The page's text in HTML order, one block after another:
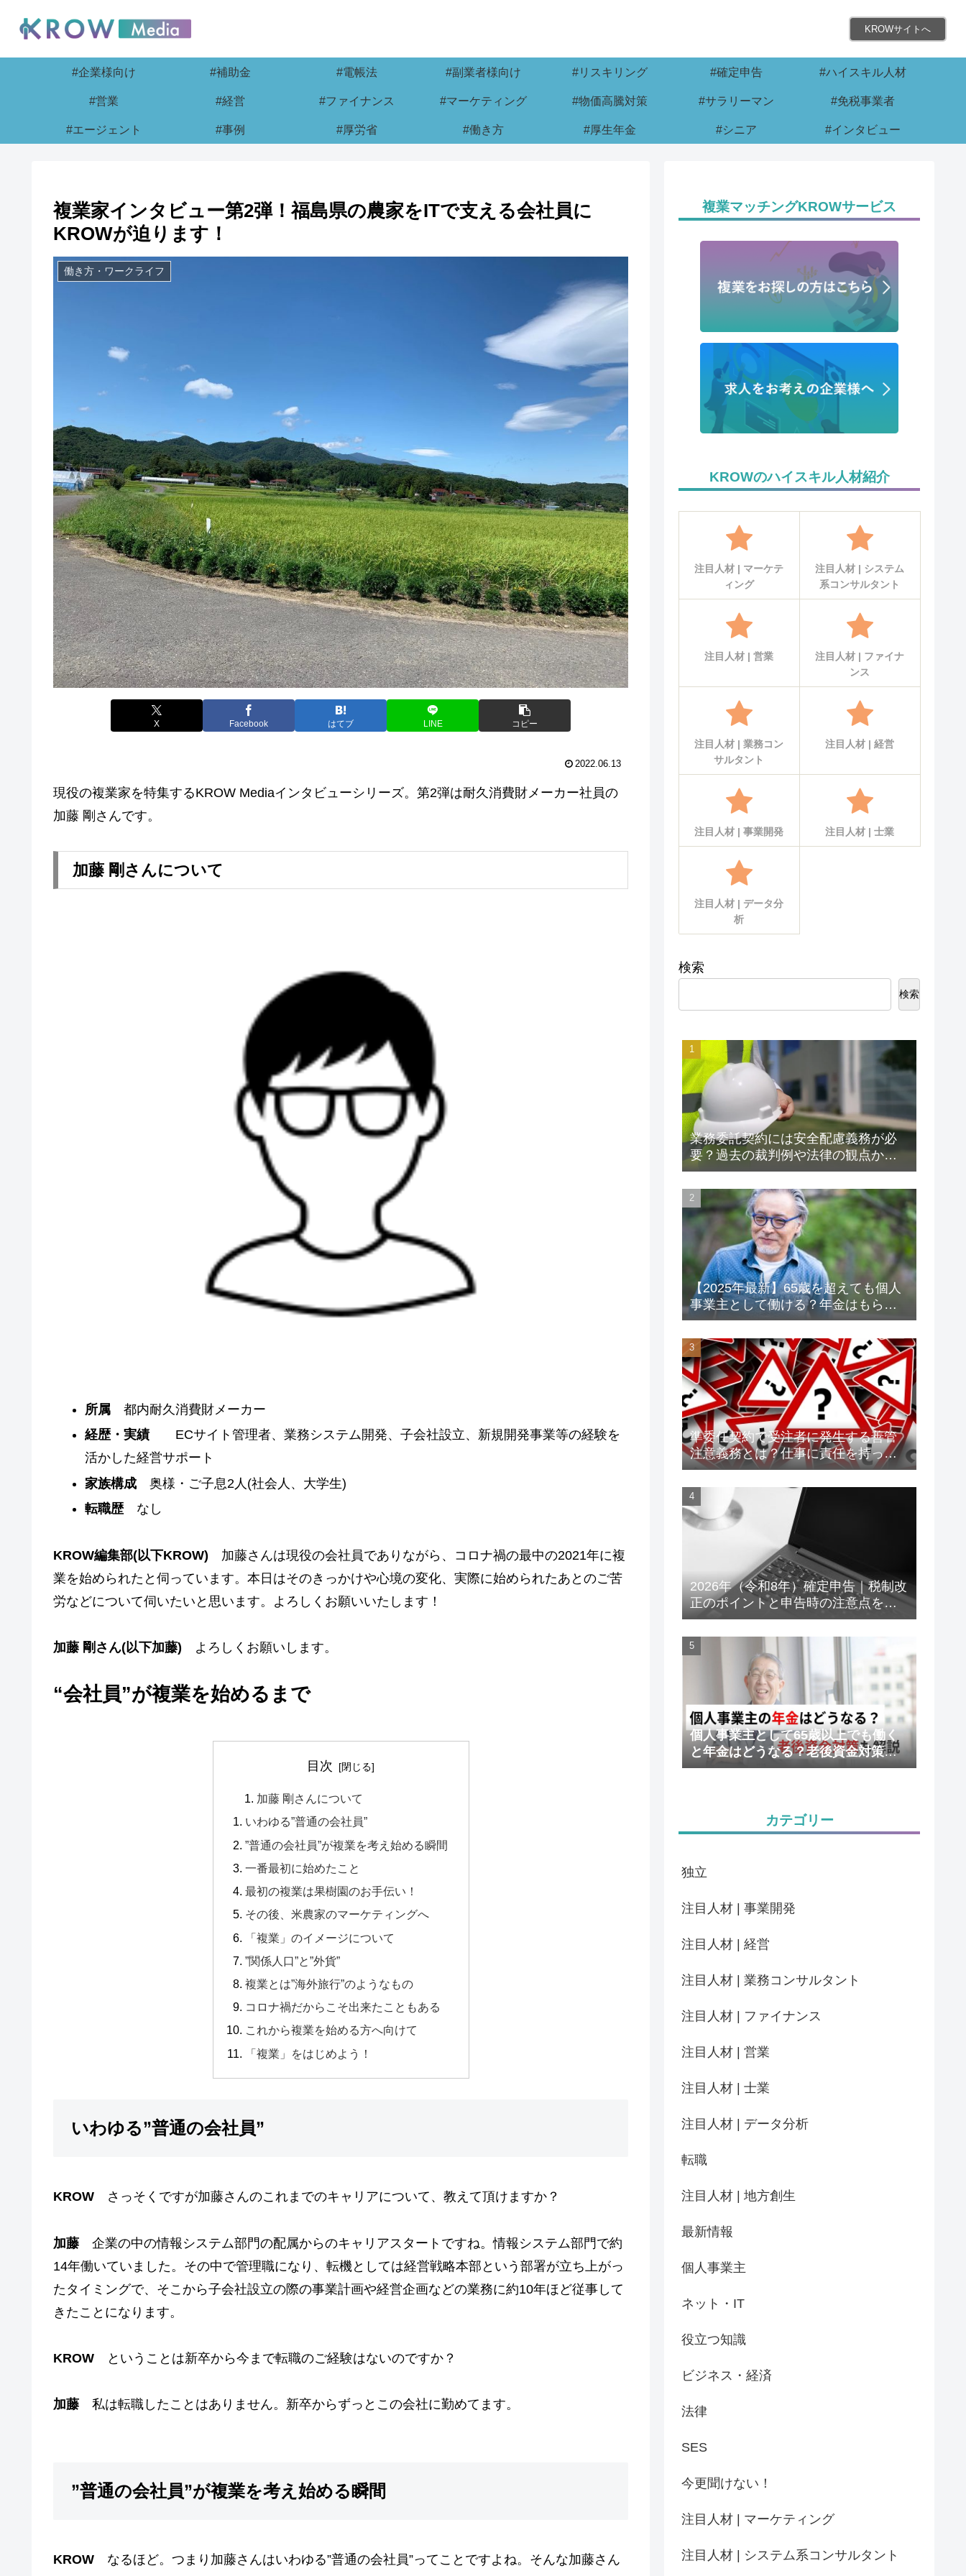
KROWサイトへ
#企業様向け #補助金 #電帳法 #副業者様向け #リスキリング #確定申告 #ハイスキル人材
#営業 #経営 #ファイナンス #マーケティング #物価高騰対策 #サラリーマン #免税事業者
#エージェント #事例 #厚労省 #働き方 #厚生年金 #シニア #インタビュー
複業家インタビュー第2弾！福島県の農家をITで支える会社員に
KROWが迫ります！
働き方・ワークライフ
X Facebook はてブ LINE コピー
2022.06.13
現役の複業家を特集するKROW Mediaインタビューシリーズ。第2弾は耐久消費財メーカー社員の
加藤 剛さんです。
加藤 剛さんについて
所属都内耐久消費財メーカー
経歴・実績ECサイト管理者、業務システム開発、子会社設立、新規開発事業等の経験を
活かした経営サポート
家族構成奥様・ご子息2人(社会人、大学生)
転職歴なし
KROW編集部(以下KROW) 加藤さんは現役の会社員でありながら、コロナ禍の最中の2021年に複
業を始められたと伺っています。本日はそのきっかけや心境の変化、実際に始められたあとのご苦
労などについて伺いたいと思います。よろしくお願いいたします！
加藤 剛さん(以下加藤) よろしくお願いします。
“会社員”が複業を始めるまで
目次
加藤 剛さんについて
いわゆる”普通の会社員”
”普通の会社員”が複業を考え始める瞬間
一番最初に始めたこと
最初の複業は果樹園のお手伝い！
その後、米農家のマーケティングへ
「複業」のイメージについて
”関係人口”と”外貨”
複業とは”海外旅行”のようなもの
コロナ禍だからこそ出来たこともある
これから複業を始める方へ向けて
「複業」をはじめよう！
いわゆる”普通の会社員”
KROW さっそくですが加藤さんのこれまでのキャリアについて、教えて頂けますか？
加藤 企業の中の情報システム部門の配属からのキャリアスタートですね。情報システム部門で約
14年働いていました。その中で管理職になり、転機としては経営戦略本部という部署が立ち上がっ
たタイミングで、そこから子会社設立の際の事業計画や経営企画などの業務に約10年ほど従事して
きたことになります。
KROW ということは新卒から今まで転職のご経験はないのですか？
加藤 私は転職したことはありません。新卒からずっとこの会社に勤めてます。
”普通の会社員”が複業を考え始める瞬間
KROW なるほど。つまり加藤さんはいわゆる”普通の会社員”ってことですよね。そんな加藤さん
複業マッチングKROWサービス
KROWのハイスキル人材紹介
注目人材 | マーケテ
ィング
注目人材 | システム
系コンサルタント
注目人材 | 営業
注目人材 | ファイナ
ンス
注目人材 | 業務コン
サルタント
注目人材 | 経営
注目人材 | 事業開発 注目人材 | 士業
注目人材 | データ分
析
検索
検索
業務委託契約には安全配慮義務が必
要？過去の裁判例や法律の観点から
解説します！
【2025年最新】65歳を超えても個人
事業主として働ける？年金はもらえ
る？老後資金対策も解説！
準委任契約で受注者に発生する善管
注意義務とは？仕事に責任を持って
トラブルを未然に防ごう！
2026年（令和8年）確定申告｜税制改
正のポイントと申告時の注意点をわ
かりやすく解説
個人事業主として65歳以上でも働く
と年金はどうなる？老後資金対策も
解説
カテゴリー
独立
注目人材 | 事業開発
注目人材 | 経営
注目人材 | 業務コンサルタント
注目人材 | ファイナンス
注目人材 | 営業
注目人材 | 士業
注目人材 | データ分析
転職
注目人材 | 地方創生
最新情報
個人事業主
ネット・IT
役立つ知識
ビジネス・経済
法律
SES
今更聞けない！
注目人材 | マーケティング
注目人材 | システム系コンサルタント